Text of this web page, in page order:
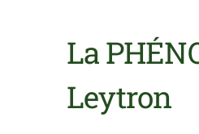
La
Leytron